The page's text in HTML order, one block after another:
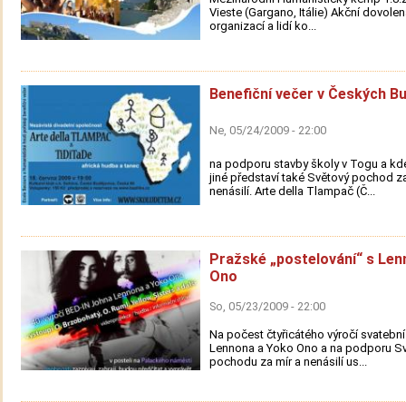
Vieste (Gargano, Itálie) Akční
organizací a lidí ko...
Benefiční večer v Českých
Ne, 05/24/2009 - 22:00
na podporu stavby školy v Togu a
jiné představí také Světový pochod
nenásilí. Arte della Tlampač (Č...
Pražské „postelování“ s
Ono
So, 05/23/2009 - 22:00
Na počest čtyřicátého výročí
Lennona a Yoko Ono a na podporu
pochodu za mír a nenásilí us...